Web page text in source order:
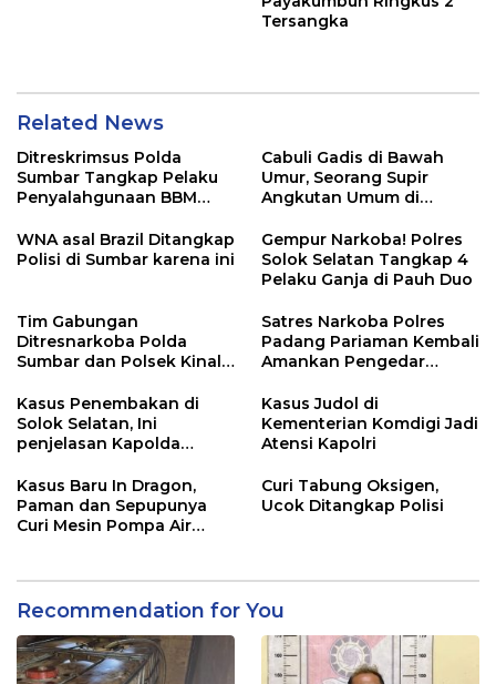
Tersangka
Related News
Ditreskrimsus Polda
Sumbar Tangkap Pelaku
Penyalahgunaan BBM
Cabuli Gadis di Bawah
Umur, Seorang Supir
Angkutan Umum di
Padang Panjang
WNA asal Brazil Ditangkap
Polisi di Sumbar karena ini
Gempur Narkoba! Polres
Solok Selatan Tangkap 4
Pelaku Ganja di Pauh Duo
Tim Gabungan
Ditresnarkoba Polda
Sumbar dan Polsek Kinali
Pengedar Ganja Kering
Satres Narkoba Polres
Padang Pariaman Kembali
Amankan Pengedar
Kasus Penembakan di
Solok Selatan, Ini
penjelasan Kapolda
Kasus Judol di
Kementerian Komdigi Jadi
Atensi Kapolri
Kasus Baru In Dragon,
Paman dan Sepupunya
Curi Mesin Pompa Air
Curi Tabung Oksigen,
Ucok Ditangkap Polisi
Recommendation for You